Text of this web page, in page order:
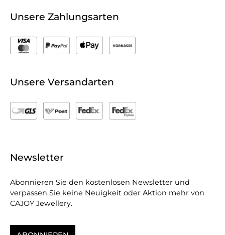
Unsere Zahlungsarten
Unsere Versandarten
Newsletter
Abonnieren Sie den kostenlosen Newsletter und
verpassen Sie keine Neuigkeit oder Aktion mehr von
CAJOY Jewellery.